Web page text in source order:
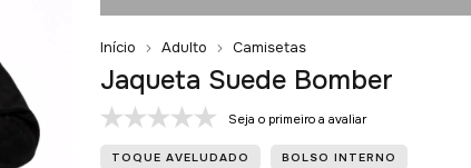
Início Adulto Camisetas
Jaqueta Suede Bomber
Seja o primeiro a avaliar
TOQUE AVELUDADO BOLSO INTERNO